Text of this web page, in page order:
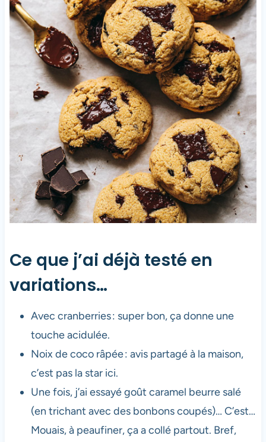
Ce que j’ai déjà testé en
variations…
Avec cranberries : super bon, ça donne une
touche acidulée.
Noix de coco râpée : avis partagé à la maison,
c’est pas la star ici.
Une fois, j’ai essayé goût caramel beurre salé
(en trichant avec des bonbons coupés)… C’est…
Mouais, à peaufiner, ça a collé partout. Bref,